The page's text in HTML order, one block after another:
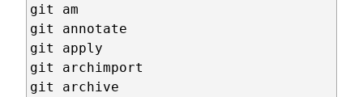
git am
git annotate
git apply
git archimport
git archive